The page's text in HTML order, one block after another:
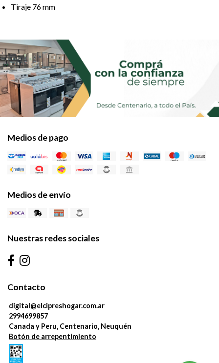
Tiraje 76 mm
Medios de pago
Medios de envío
Nuestras redes sociales
Contacto
digital@elcipreshogar.com.ar
2994699857
Canada y Peru, Centenario, Neuquén
Botón de arrepentimiento